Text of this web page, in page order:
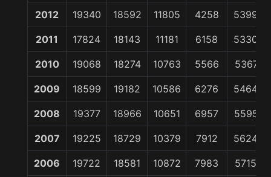
2012 19340 18592 11805 4258 53995
2011 17824 18143 11181 6158 53306
2010 19068 18274 10763 5566 53671
2009 18599 19182 10586 6276 54643
2008 19377 18966 10651 6957 55951
2007 19225 18729 10379 7912 56245
2006 19722 18581 10872 7983 57158